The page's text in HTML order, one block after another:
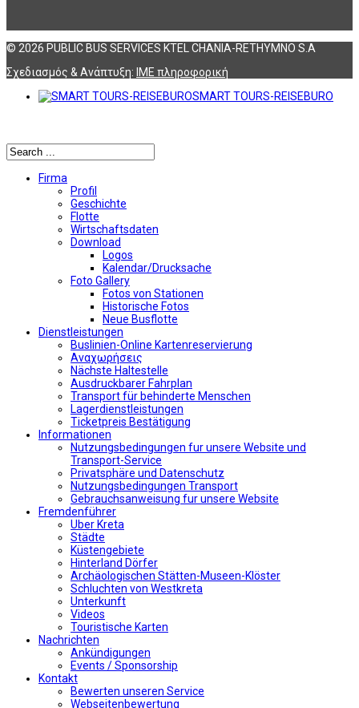
© 2026 PUBLIC BUS SERVICES KTEL CHANIA-RETHYMNO S.A
Σχεδιασμός & Ανάπτυξη: ΙΜΕ πληροφορική
SMART TOURS-REISEBURO
Firma
Profil
Geschichte
Flotte
Wirtschaftsdaten
Download
Logos
Kalendar/Drucksache
Foto Gallery
Fotos von Stationen
Historische Fotos
Neue Busflotte
Dienstleistungen
Buslinien-Online Kartenreservierung
Αναχωρήσεις
Nächste Haltestelle
Αusdruckbarer Fahrplan
Transport für behinderte Menschen
Lagerdienstleistungen
Ticketpreis Bestätigung
Informationen
Nutzungsbedingungen fur unsere Website und
Transport-Service
Privatsphäre und Datenschutz
Nutzungsbedingungen Transport
Gebrauchsanweisung fur unsere Website
Fremdenführer
Uber Kreta
Städte
Küstengebiete
Hinterland Dörfer
Archäologischen Stätten-Museen-Klöster
Schluchten von Westkreta
Unterkunft
Videos
Touristische Karten
Nachrichten
Ankündigungen
Events / Sponsorship
Kontakt
Bewerten unseren Service
Webseitenbewertung